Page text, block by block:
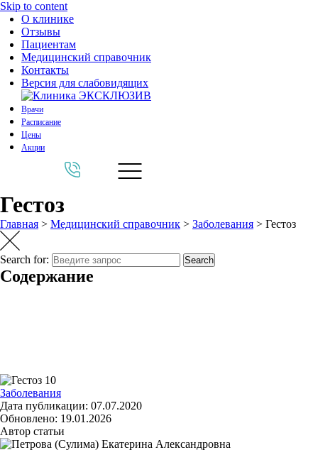
Skip to content
О клинике
Отзывы
Пациентам
Медицинский справочник
Контакты
Версия для слабовидящих
Врачи
Расписание
Цены
Акции
Гестоз
Главная > Медицинский справочник > Заболевания > Гестоз
Search for: Search
Содержание
Заболевания
Дата публикации: 07.07.2020
Обновлено: 19.01.2026
Автор статьи